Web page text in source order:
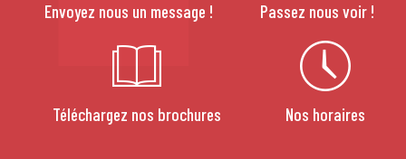
Envoyez nous un message ! Passez nous voir !
Téléchargez nos brochures Nos horaires